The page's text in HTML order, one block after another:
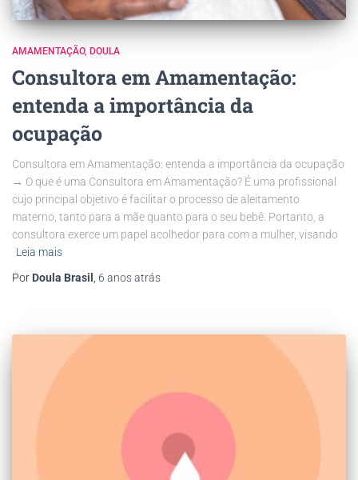
AMAMENTAÇÃO DOULA
Consultora em Amamentação:
entenda a importância da
ocupação
Consultora em Amamentação: entenda a importância da ocupação
→ O que é uma Consultora em Amamentação? É uma profissional
cujo principal objetivo é facilitar o processo de aleitamento
materno, tanto para a mãe quanto para o seu bebê. Portanto, a
consultora exerce um papel acolhedor para com a mulher, visando
Leia mais
Por Doula Brasil 6 anosatrás